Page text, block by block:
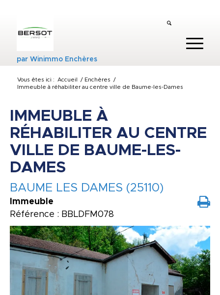
parWinimmo Enchères
Vous êtes ici : Accueil / Enchères
/
Immeuble à réhabiliter au centre ville de Baume-les-Dames
IMMEUBLE À
RÉHABILITER AU CENTRE
VILLE DE BAUME-LES-
DAMES
BAUME LES DAMES (25110)
Immeuble
Référence : BBLDFM078